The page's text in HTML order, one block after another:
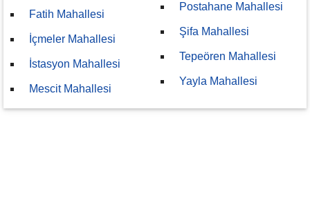
Fatih Mahallesi
İçmeler Mahallesi
İstasyon Mahallesi
Mescit Mahallesi
Postahane Mahallesi
Şifa Mahallesi
Tepeören Mahallesi
Yayla Mahallesi